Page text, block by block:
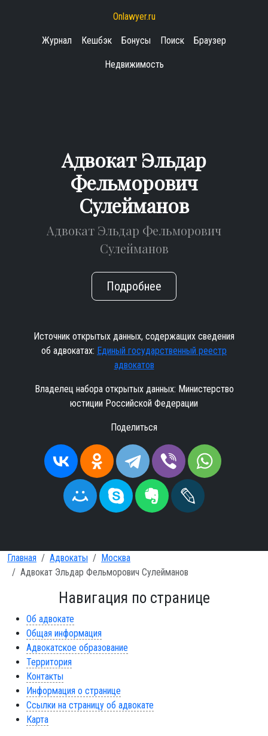
Onlawyer.ru
Журнал Кешбэк Бонусы Поиск Браузер
Недвижимость
Адвокат Эльдар
Фельморович
Сулейманов
Адвокат Эльдар Фельморович
Сулейманов
Подробнее
Источник открытых данных, содержащих сведения
об адвокатах: Единый государственный реестр
адвокатов
Владелец набора открытых данных: Министерство
юстиции Российской Федерации
Поделиться
Главная Адвокаты
Москва
Адвокат Эльдар Фельморович Сулейманов
Навигация по странице
Об адвокате
Общая информация
Адвокатское образование
Территория
Контакты
Информация о странице
Ссылки на страницу об адвокате
Карта